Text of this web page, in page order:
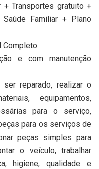
+ Transportes gratuito +
Familiar + Plano
Completo.
e com manutenção
reparado, realizar o
equipamentos,
para o serviço,
para os serviços de
peças simples para
o veículo, trabalhar
higiene, qualidade e